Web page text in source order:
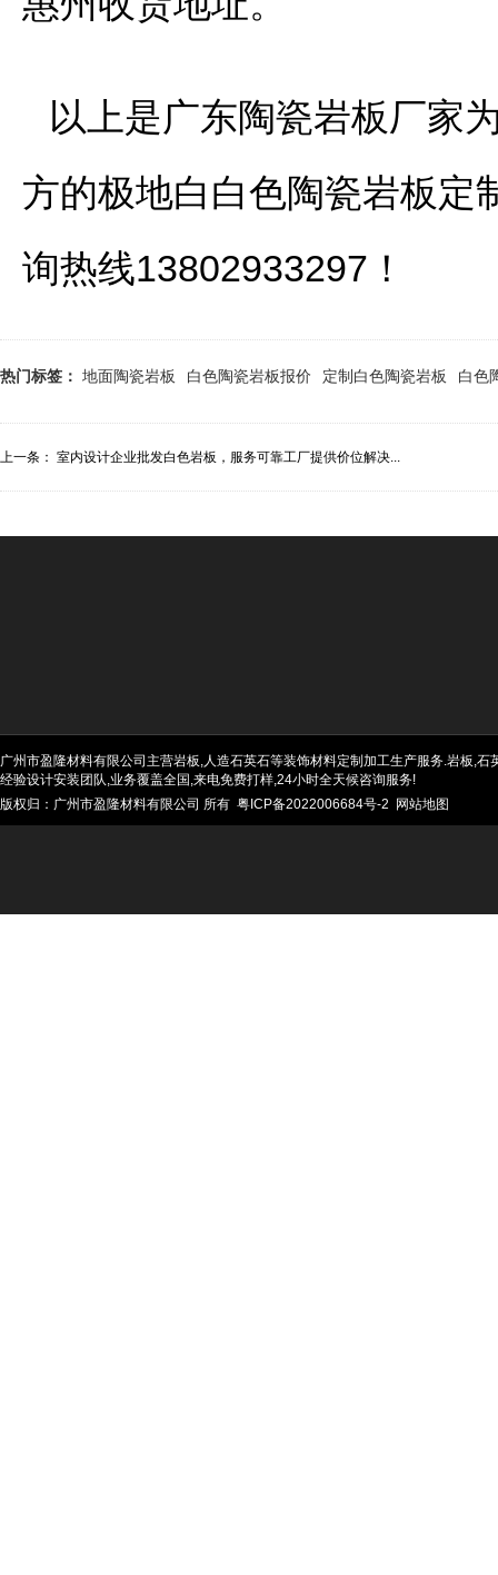
以上是广东陶瓷岩板厂家
方的极地白白色陶瓷岩板定
询热线13802933297！
热门标签： 地面陶瓷岩板 白色陶瓷岩板报价 定制白色陶瓷岩板 白色
上一条： 室内设计企业批发白色岩板，服务可靠工厂提供价位解决...
广州市盈隆材料有限公司主营岩板,人造石英石等装饰材料定制加工生产服务.岩板,
经验设计安装团队,业务覆盖全国,来电免费打样,24小时全天候咨询服务!
版权归：广州市盈隆材料有限公司 所有 粤ICP备2022006684号-2 网站地图